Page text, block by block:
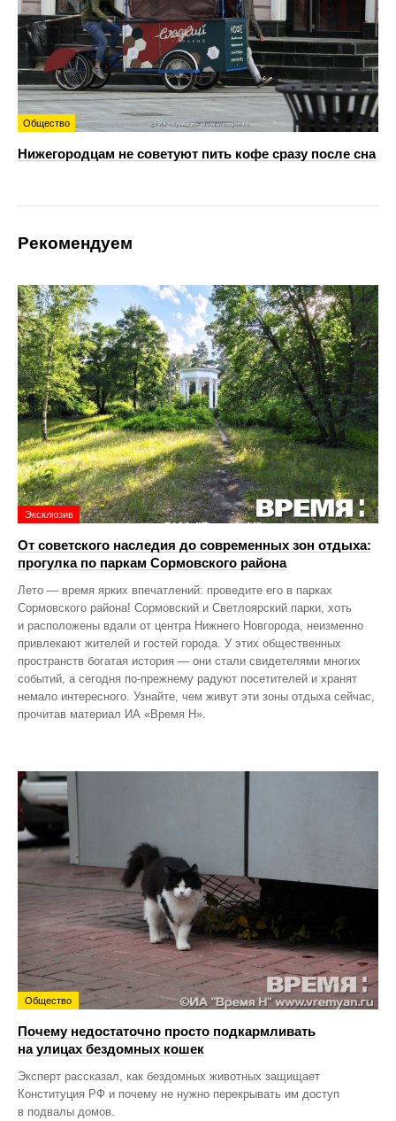
Общество
Нижегородцам не советуют пить кофе сразу после сна
Рекомендуем
Эксклюзив
От советского наследия до современных зон отдыха:
прогулка по паркам Сормовского района
Лето — время ярких впечатлений: проведите его в парках
Сормовского района! Сормовский и Светлоярский парки, хоть
и расположены вдали от центра Нижнего Новгорода, неизменно
привлекают жителей и гостей города. У этих общественных
пространств богатая история — они стали свидетелями многих
событий, а сегодня по‑прежнему радуют посетителей и хранят
немало интересного. Узнайте, чем живут эти зоны отдыха сейчас,
прочитав материал ИА «Время Н».
Общество
Почему недостаточно просто подкармливать
на улицах бездомных кошек
Эксперт рассказал, как бездомных животных защищает
Конституция РФ и почему не нужно перекрывать им доступ
в подвалы домов.